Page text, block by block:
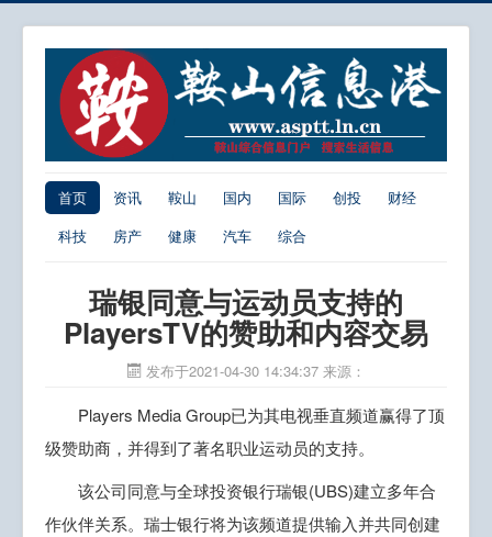
首页 资讯 鞍山 国内 国际 创投
财经
科技
房产 健康 汽车 综合
瑞银同意与运动员支持的
PlayersTV的赞助和内容交易
发布于2021-04-30 14:34:37 来源：
Players Media Group已为其电视垂直频道赢得了顶
级赞助商，并得到了著名职业运动员的支持。
该公司同意与全球投资银行瑞银(UBS)建立多年合
作伙伴关系。瑞士银行将为该频道提供输入并共同创建